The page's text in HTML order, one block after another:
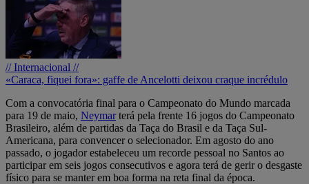
// Internacional //
«Caraca, fiquei fora»: gaffe de Ancelotti deixou craque incrédulo
Com a convocatória final para o Campeonato do Mundo marcada
para 19 de maio, Neymarterá pela frente 16 jogos do Campeonato
Brasileiro, além de partidas da Taça do Brasil e da Taça Sul-
Americana, para convencer o selecionador. Em agosto do ano
passado, o jogador estabeleceu um recorde pessoal no Santos ao
participar em seis jogos consecutivos e agora terá de gerir o desgaste
físico para se manter em boa forma na reta final da época.